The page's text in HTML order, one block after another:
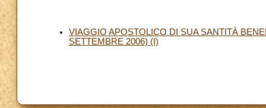
VIAGGIO APOSTOLICO DI SUA SANTITÀ
SETTEMBRE 2006) (I)